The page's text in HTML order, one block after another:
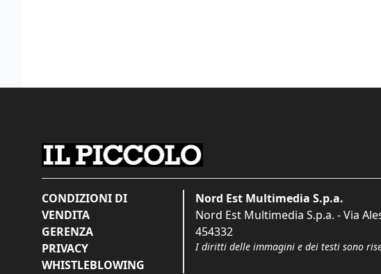
CONDIZIONI DI
VENDITA
GERENZA
PRIVACY
WHISTLEBLOWING
Nord Est Multimedia S.p.a.
Nord Est Multimedia S.p.a. - Via
454332
I diritti delle immagini e dei testi sono